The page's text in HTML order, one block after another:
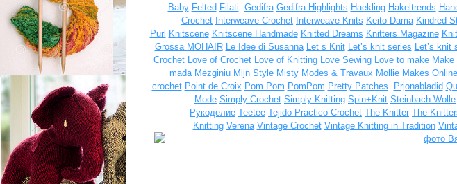
Baby Felted Filati Gedifra Gedifra Highlights Haekling Hakeltrends
Crochet Interweave Crochet Interweave Knits Keito Dama Kindred
Purl Knitscene Knitscene Handmade Knitted Dreams Knitters Magazine
Grossa MOHAIR Le Idee di Susanna Let s Knit Let’s knit series Let’s knit
Crochet Love of Crochet Love of Knitting Love Sewing Love to make
mada Mezginiu Mijn Style Misty Modes & Travaux Mollie Makes
crochet Point de Croix Pom Pom PomPom Pretty Patches Prjonabladid
Mode Simply Crochet Simply Knitting Spin+Knit Steinbach Wolle
Рукоделие Teetee Tejido Practico Crochet The Knitter The
Knitting Verena Vintage Crochet Vintage Knitting in Tradition